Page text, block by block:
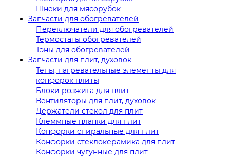
Шнеки для мясорубок
Запчасти для обогревателей
Переключатели для обогревателей
Термостаты обогревателей
Тэны для обогревателей
Запчасти для плит, духовок
Тены, нагревательные элементы для
конфорок плиты
Блоки розжига для плит
Вентиляторы для плит, духовок
Держатели стекол для плит
Клеммные планки для плит
Конфорки спиральные для плит
Конфорки стеклокерамика для плит
Конфорки чугунные для плит